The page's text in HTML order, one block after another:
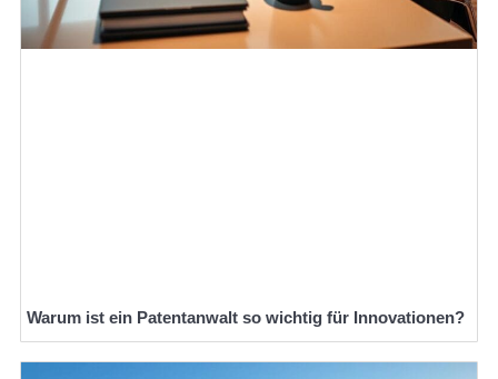
Warum ist ein Patentanwalt so wichtig für Innovationen?